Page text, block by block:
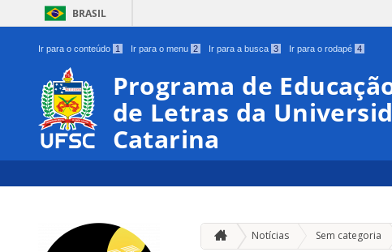
BRASIL
Ir para o conteúdo 1 Ir para o menu 2 Ir para a busca 3 Ir para o rodapé 4
Programa de
de Letras da
Catarina
Notícias Sem categoria